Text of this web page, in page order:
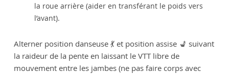
la roue arrière (aider en transférant le poids vers
l’avant).
Alterner position danseuse 💃 et position assise 💺 suivant
la raideur de la pente en laissant le VTT libre de
mouvement entre les jambes (ne pas faire corps avec